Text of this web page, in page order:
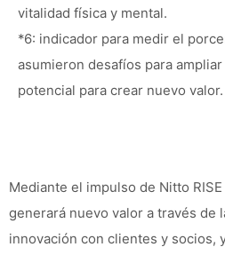
vitalidad física y mental.
*6: indicador para medir el
asumieron desafíos para
potencial para crear nuevo valor.
Mediante el impulso de Nitto
generará nuevo valor a través de
innovación con clientes y socios,